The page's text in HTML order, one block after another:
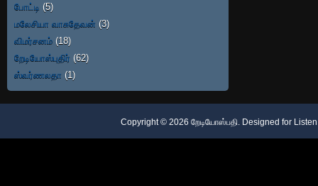
போட்டி (5)
மலேசியா வாசுதேவன் (3)
விமர்சனம் (18)
றேடியோஸ்புதிர் (62)
ஸ்வர்ணலதா (1)
Copyright © 2026 றேடியோஸ்பதி. Designed for